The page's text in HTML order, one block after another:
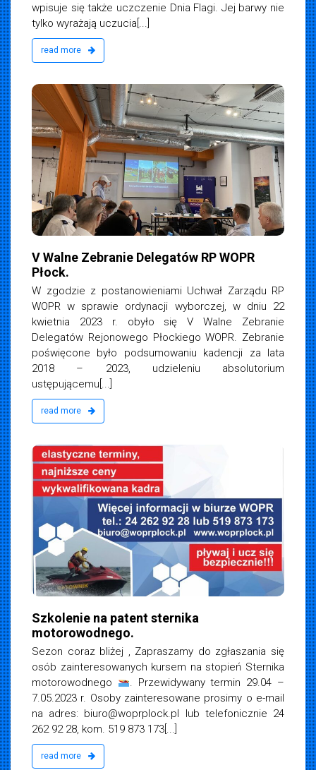
wpisuje się także uczczenie Dnia Flagi. Jej barwy nie
tylko wyrażają uczucia[...]
read more
V Walne Zebranie Delegatów RP WOPR
Płock.
W zgodzie z postanowieniami Uchwał Zarządu RP
WOPR w sprawie ordynacji wyborczej, w dniu 22
kwietnia 2023 r. obyło się V Walne Zebranie
Delegatów Rejonowego Płockiego WOPR. Zebranie
poświęcone było podsumowaniu kadencji za lata
2018 – 2023, udzieleniu absolutorium
ustępującemu[...]
read more
Szkolenie na patent sternika
motorowodnego.
Sezon coraz bliżej , Zapraszamy do zgłaszania się
osób zainteresowanych kursem na stopień Sternika
motorowodnego
. Przewidywany termin 29.04 –
7.05.2023 r. Osoby zainteresowane prosimy o e-mail
na adres: biuro@woprplock.pl lub telefonicznie 24
262 92 28, kom. 519 873 173[...]
read more